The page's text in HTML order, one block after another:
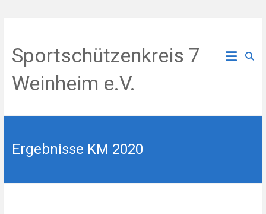
springen
Sportschützenkreis 7
Weinheim e.V.
Ergebnisse KM 2020